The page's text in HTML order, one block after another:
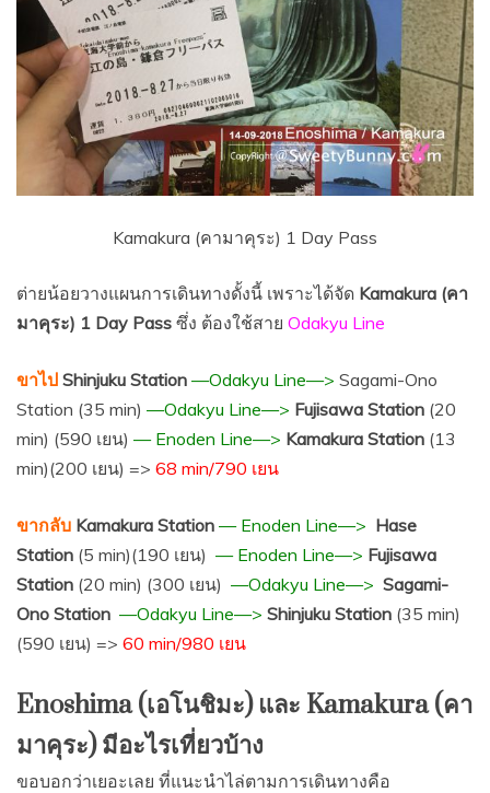
Kamakura (คามาคุระ) 1 Day Pass
ต่ายน้อยวางแผนการเดินทางดั้งนี้ เพราะได้จัด Kamakura (คา
มาคุระ) 1 Day Pass ซึ่ง ต้องใช้สาย Odakyu Line
ขาไป Shinjuku Station —Odakyu Line—> Sagami-Ono
Station (35 min) —Odakyu Line—> Fujisawa Station (20
min) (590 เยน) — Enoden Line—> Kamakura Station (13
min)(200 เยน) => 68 min/790 เยน
ขากลับ Kamakura Station — Enoden Line—> Hase
Station (5 min)(190 เยน) — Enoden Line—> Fujisawa
Station (20 min) (300 เยน) —Odakyu Line—> Sagami-
Ono Station —Odakyu Line—> Shinjuku Station (35 min)
(590 เยน) => 60 min/980 เยน
Enoshima(เอโนชิมะ) และ Kamakura (คา
มาคุระ) มีอะไรเที่ยวบ้าง
ขอบอกว่าเยอะเลย ที่แนะนำไล่ตามการเดินทางคือ